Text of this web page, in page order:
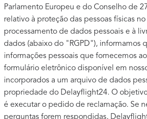
Parlamento Europeu e do Conselho de
relativo à proteção das pessoas físicas
processamento de dados pessoais e à
dados (abaixo do "RGPD"), informamos
informações pessoais que fornecemos
formulário eletrônico disponível em
incorporados a um arquivo de dados
propriedade do Delayflight24. O
é executar o pedido de reclamação. Se
perguntas forem respondidas,